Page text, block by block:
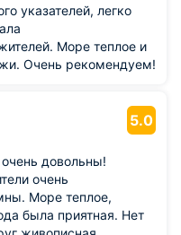
оказывающую
человеческий организм:
системы, улучшается
приступы удушья у
славится своими
до Ай-Петри и
заложенным еще в
указателей, легко
Море теплое и
Очень рекомендуем!
5.0
довольны!
очень
Море теплое,
была приятная. Нет